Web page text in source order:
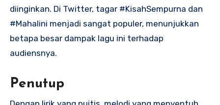
diinginkan. Di Twitter, tagar #KisahSempurna dan
#Mahalini menjadi sangat populer, menunjukkan
betapa besar dampak lagu ini terhadap
audiensnya.
Penutup